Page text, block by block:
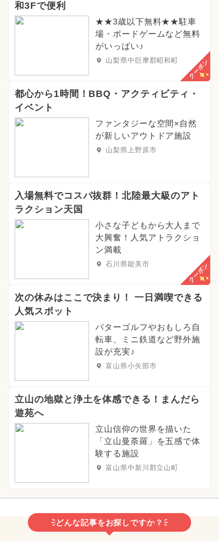
和3Fで便利
★★3歳以下無料★★駐車
場・ボードゲームなど無料
がいっぱい♪
山梨県中巨摩郡昭和町 クーポン
都心から1時間！BBQ・アクティビティ・
イベント
ファンタジーな空間×自然
が新しいアウトドア施設
山梨県上野原市
入場無料でコスパ抜群！北陸最大級のアト
ラクション天国
小さな子どもから大人まで
大興奮！人気アトラクショ
ン満載
石川県能美市 クーポン
次の休みはここで決まり！ 一日満喫できる
人気スポット
パターゴルフやおもしろ自
転車、ミニ鉄道など野外施
設が充実♪
富山県小矢部市
立山の地獄と浄土を体感できる！まんだら
遊苑へ
立山信仰の世界を描いた
「立山曼荼羅」を五感で体
験する施設
富山県中新川郡立山町
どんな記事をお探しですか？